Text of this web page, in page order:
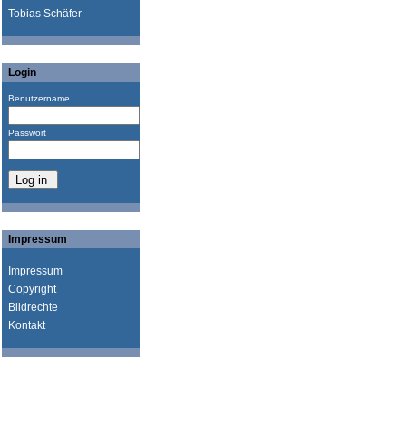
Tobias Schäfer
Login
Benutzername
Passwort
Impressum
Impressum
Copyright
Bildrechte
Kontakt